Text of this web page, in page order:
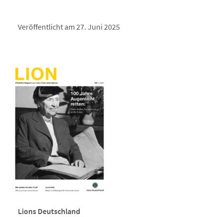
Veröffentlicht am 27. Juni 2025
Lions Deutschland